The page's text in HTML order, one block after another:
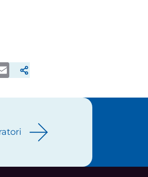
Email